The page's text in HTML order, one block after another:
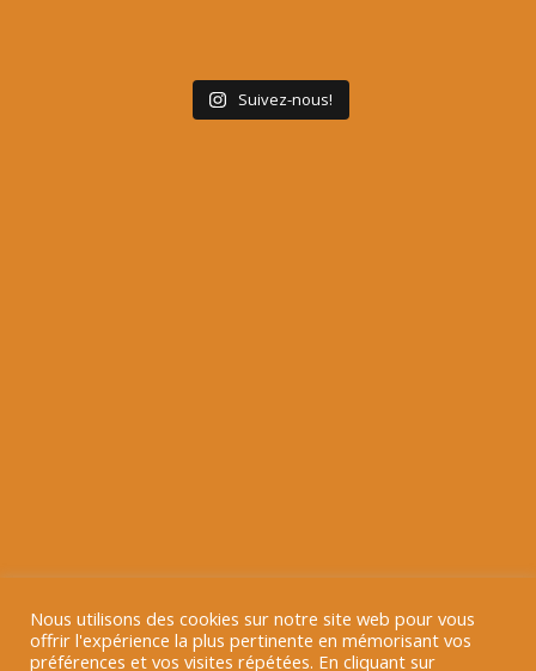
Suivez-nous!
Nous utilisons des cookies sur notre site web pour vous
offrir l'expérience la plus pertinente en mémorisant vos
préférences et vos visites répétées. En cliquant sur